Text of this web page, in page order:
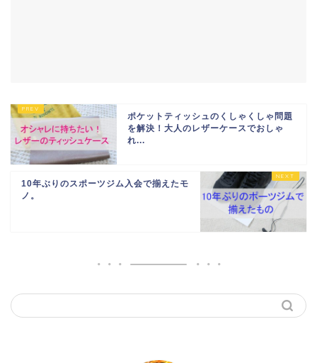
ポケットティッシュのくしゃくしゃ問題
を解決！大人のレザーケースでおしゃ
れ...
10年ぶりのスポーツジム入会で揃えたモ
ノ。